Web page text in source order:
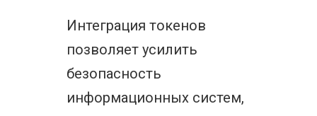
Интеграция токенов
позволяет усилить
безопасность
информационных систем,